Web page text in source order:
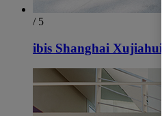
/ 5
ibis Shanghai Xujiahui